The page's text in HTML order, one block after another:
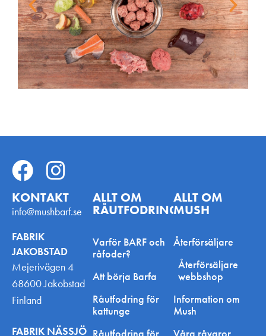
KONTAKT
info@mushbarf.se
FABRIK
JAKOBSTAD
Mejerivägen 4
68600 Jakobstad
Finland
FABRIK NÄSSJÖ
ALLT OM
RÅUTFODRING
Varför BARF och
råfoder?
Att börja Barfa
Råutfodring för
kattunge
ALLT OM
MUSH
Återförsäljare
Återförsäljare
webbshop
Information om
Mush